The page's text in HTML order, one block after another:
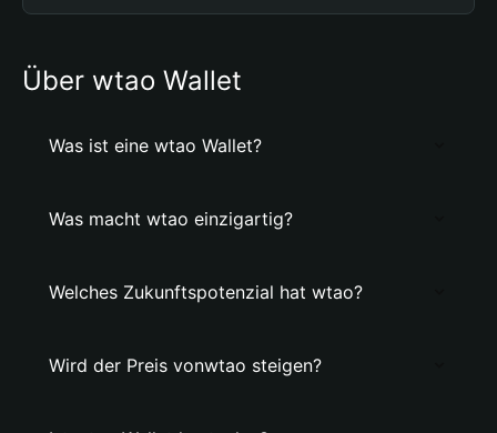
Über wtao Wallet
Was ist eine wtao Wallet?
Was macht wtao einzigartig?
Welches Zukunftspotenzial hat wtao?
Wird der Preis vonwtao steigen?